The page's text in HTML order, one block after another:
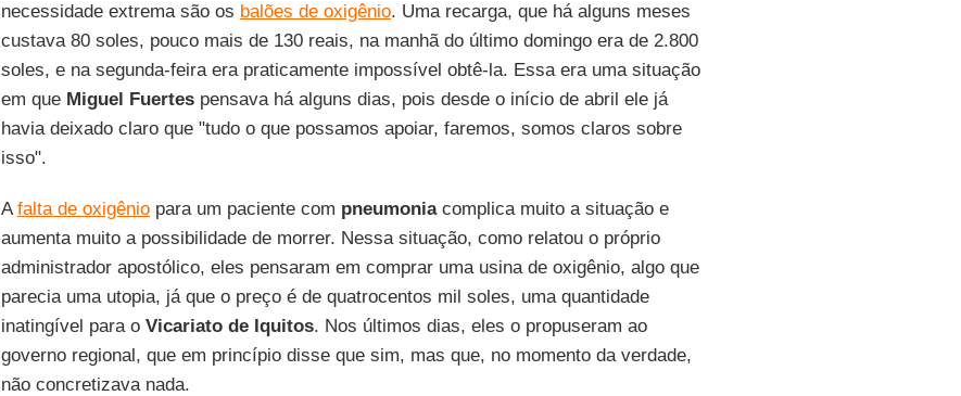
necessidade extrema são os balões de oxigênio. Uma recarga, que há alguns meses
custava 80 soles, pouco mais de 130 reais, na manhã do último domingo era de 2.800
soles, e na segunda-feira era praticamente impossível obtê-la. Essa era uma situação
em que Miguel Fuertespensava há alguns dias, pois desde o início de abril ele já
havia deixado claro que "tudo o que possamos apoiar, faremos, somos claros sobre
isso".
Afalta de oxigêniopara um paciente com pneumoniacomplica muito a situação e
aumenta muito a possibilidade de morrer. Nessa situação, como relatou o próprio
administrador apostólico, eles pensaram em comprar uma usina de oxigênio, algo que
parecia uma utopia, já que o preço é de quatrocentos mil soles, uma quantidade
inatingível para o Vicariato de Iquitos. Nos últimos dias, eles o propuseram ao
governo regional, que em princípio disse que sim, mas que, no momento da verdade,
não concretizava nada.